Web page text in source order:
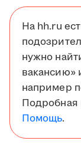
На hh.ru
нужно
вакансию»
например
Подробная
Помощь.